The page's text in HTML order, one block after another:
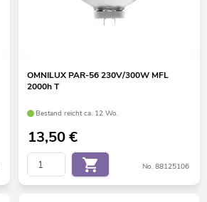
OMNILUX PAR-56 230V/300W MFL
2000h T
Bestand reicht ca. 12 Wo.
13,50€
No. 88125106